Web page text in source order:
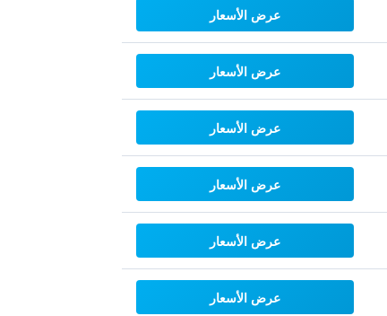
عرض الأسعار
عرض الأسعار
عرض الأسعار
عرض الأسعار
عرض الأسعار
عرض الأسعار